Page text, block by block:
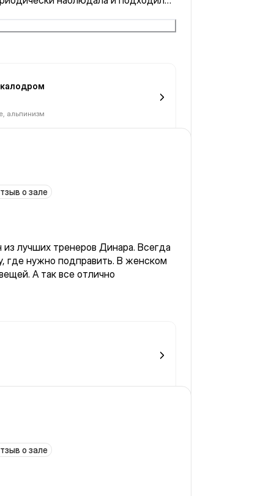
удовольствие наблюдать за
альпинизм
о зале
лучших тренеров Динара. Всегда
где нужно подправить. В женском
А так все отлично
о зале